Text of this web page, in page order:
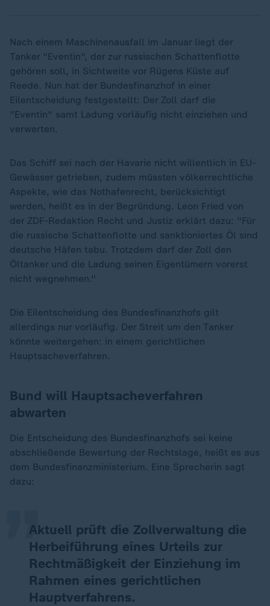
Nach einem Maschinenausfall im Januar liegt der
Tanker "Eventin", der zur russischen Schattenflotte
gehören soll, in Sichtweite vor Rügens Küste auf
Reede. Nun hat der Bundesfinanzhof in einer
Eilentscheidung festgestellt: Der Zoll darf die
"Eventin" samt Ladung vorläufig nicht einziehen und
verwerten.
Das Schiff sei nach der Havarie nicht willentlich in EU-
Gewässer getrieben, zudem müssten völkerrechtliche
Aspekte, wie das Nothafenrecht, berücksichtigt
werden, heißt es in der Begründung. Leon Fried von
der ZDF-Redaktion Recht und Justiz erklärt dazu: "Für
die russische Schattenflotte und sanktioniertes Öl sind
deutsche Häfen tabu. Trotzdem darf der Zoll den
Öltanker und die Ladung seinen Eigentümern vorerst
nicht wegnehmen."
Die Eilentscheidung des Bundesfinanzhofs gilt
allerdings nur vorläufig. Der Streit um den Tanker
könnte weitergehen: in einem gerichtlichen
Hauptsacheverfahren.
Bund will Hauptsacheverfahren
abwarten
Die Entscheidung des Bundesfinanzhofs sei keine
abschließende Bewertung der Rechtslage, heißt es aus
dem Bundesfinanzministerium. Eine Sprecherin sagt
dazu:
Aktuell prüft die Zollverwaltung die
Herbeiführung eines Urteils zur
Rechtmäßigkeit der Einziehung im
Rahmen eines gerichtlichen
Hauptverfahrens.
„